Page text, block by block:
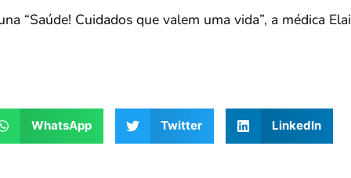
“Saúde! Cuidados que valem uma vida”, a médica
WhatsApp Twitter LinkedIn